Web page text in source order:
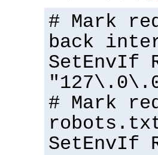
# Mark
back
SetEnvIf
# Mark
SetEnvIf